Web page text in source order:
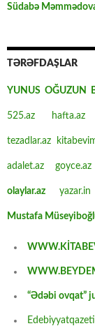
Südabə
TƏRƏFDAŞLAR
YUNUS OĞUZUN
525.az hafta.az
tezadlar.az
adalet.az goyce.az
olaylar.az yazar.in
Mustafa
“Ədəbi ovqat”